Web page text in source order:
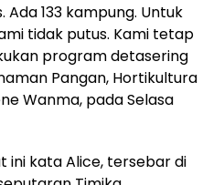
Ada 133 kampung. Untuk
tidak putus. Kami tetap
program detasering
Pangan, Hortikultura
Wanma, pada Selasa
ini kata Alice, tersebar di